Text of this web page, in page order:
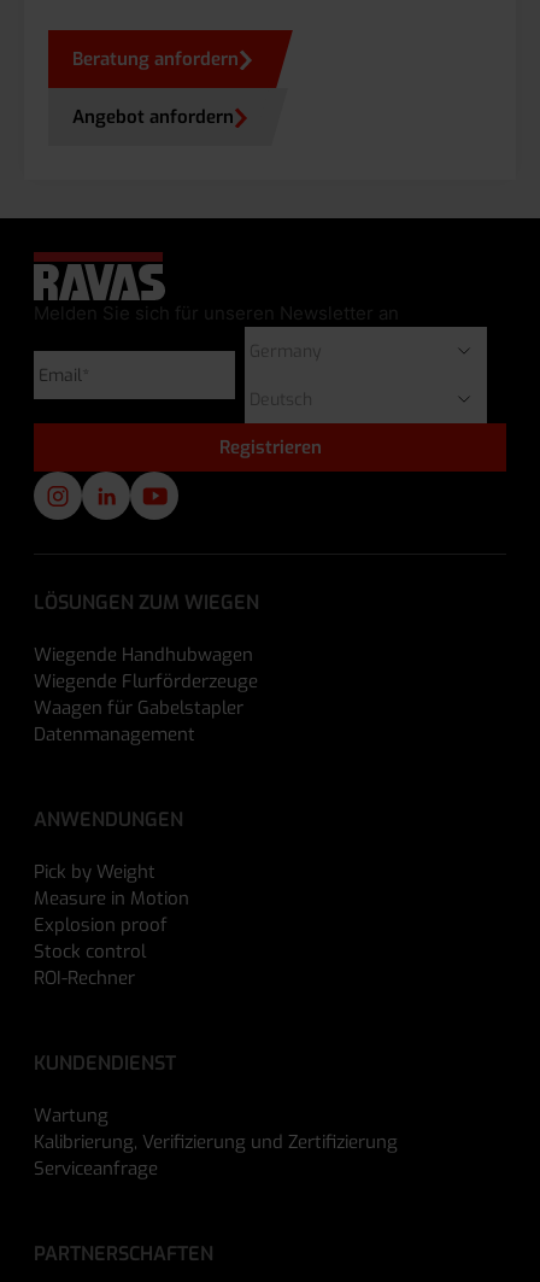
Beratung anfordern
Angebot anfordern
Melden Sie sich für unseren Newsletter an
LÖSUNGEN ZUM WIEGEN
Wiegende Handhubwagen
Wiegende Flurförderzeuge
Waagen für Gabelstapler
Datenmanagement
ANWENDUNGEN
Pick by Weight
Measure in Motion
Explosion proof
Stock control
ROI-Rechner
KUNDENDIENST
Wartung
Kalibrierung, Verifizierung und Zertifizierung
Serviceanfrage
PARTNERSCHAFTEN